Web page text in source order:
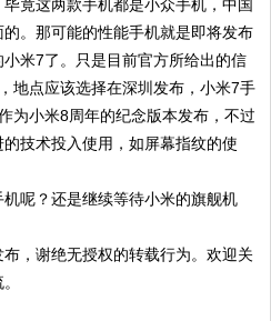
竟这两款手机都是小众手机，中国
。那可能的性能手机就是即将发布
米7了。只是目前官方所给出的信
地点应该选择在深圳发布，小米7手
为小米8周年的纪念版本发布，不过
技术投入使用，如屏幕指纹的使
呢？还是继续等待小米的旗舰机
，谢绝无授权的转载行为。欢迎关